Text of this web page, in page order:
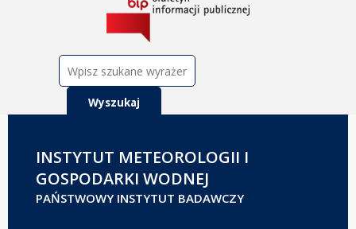
INSTYTUT METEOROLOGII I
GOSPODARKI WODNEJ
PAŃSTWOWY INSTYTUT BADAWCZY